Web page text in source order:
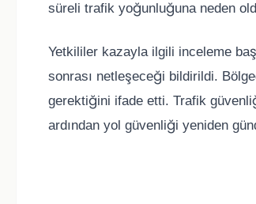
süreli trafik yoğunluğuna neden
Yetkililer kazayla ilgili inceleme
sonrası netleşeceği bildirildi.
gerektiğini ifade etti. Trafik
ardından yol güvenliği yeniden